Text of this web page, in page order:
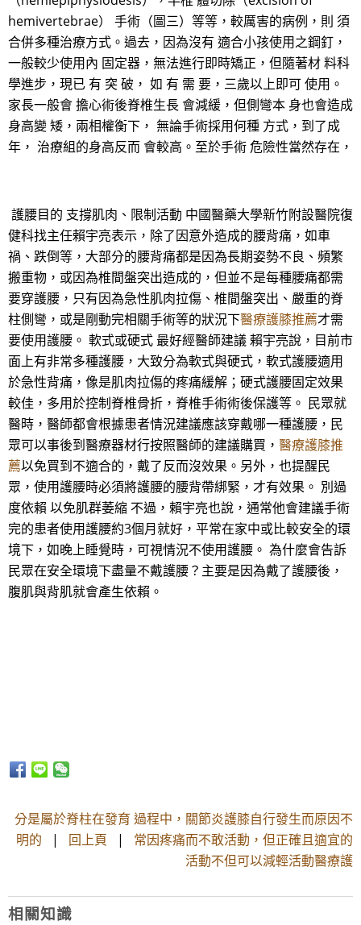
hemivertebrae） 手術（圖三）等等，較厲害的病例，則 須
合併多種治療方式。過去，因為沒有 適合小孩使用之鋼釘，
一般較少使用內 固定器，無法進行即時矯正，但隨著材 料科
學進步，現已 有 突 破， 如 有 需 要，三歲以上即可 使用。
家長一般會 擔心術後脊椎生長 會減緩，但側彎本 身也會造成
身高變 矮，兩相權衡下， 無論手術採用何種 方式，到了成
年， 治療組的身高反而 會較高。至於手術 危險性當然存在，
護腰目的 支撐肌肉、限制活動 中國醫藥大學新竹附設醫院復
健科找主任賴宇亮表示，除了因意外造成的腰背痛，如車
禍、跌倒等，大部分的腰背痛都是因為長期姿勢不良、頻繁
搬重物，或因為椎間盤突出造成的，但並不是每種腰痛都需
要穿護腰，只有因為急性肌肉拉傷、椎間盤突出、嚴重的脊
柱側彎，或是剛動完相關手術等的狀況下醫療護膝推薦才需
要使用護腰。 軟式或硬式 最好經醫師建議 賴宇亮說，目前市
面上有非常多種護腰，大致分為軟式與硬式，軟式護腰適用
於急性背痛，像是肌肉拉傷的疼痛緩解；硬式護腰固定效果
較佳，多用於控制脊椎骨折，脊椎手術術後保護等。 民眾就
醫時，醫師都會根據患者情況建議應該穿戴哪一種護腰，民
眾可以事後到醫療器材行按照醫師的建議購買， 醫療護膝推
薦以免買到不適合的，戴了反而沒效果。另外，也提醒民
眾，使用護腰時必須將護腰的腰背帶綁緊，才有效果。 別過
度依賴 以免肌群萎縮 不過，賴宇亮也說，通常他會建議手術
完的患者使用護腰約3個月就好，平常在家中或比較安全的環
境下，如晚上睡覺時，可視情況不使用護腰。 為什麼會告訴
民眾在安全環境下盡量不戴護腰？主要是因為戴了護腰後，
腹肌與背肌就會產生依賴。
分是屬於脊柱在發育 過程中，關節炎護膝自行發生而原因不
明的 | 回上頁 | 常因疼痛而不敢活動，但正確且適宜的
活動不但可以減輕活動醫療護
相關知識